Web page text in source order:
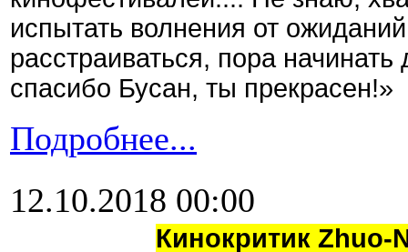
испытать волнения от
расстраиваться, пора
спасибо Бусан, ты прекрасен!»
Подробнее...
12.10.2018 00:00
Кинокритик Zhuo-